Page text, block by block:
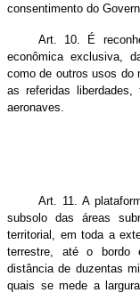
consentimento do
Art. 10. É
econômica exclusiva,
como de outros usos do
as referidas
aeronaves.
Art. 11. A
subsolo das áreas
territorial, em toda a
terrestre, até o bordo
distância de duzentas
quais se mede a